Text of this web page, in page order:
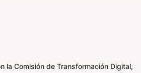
la Comisión de Transformación Digital,